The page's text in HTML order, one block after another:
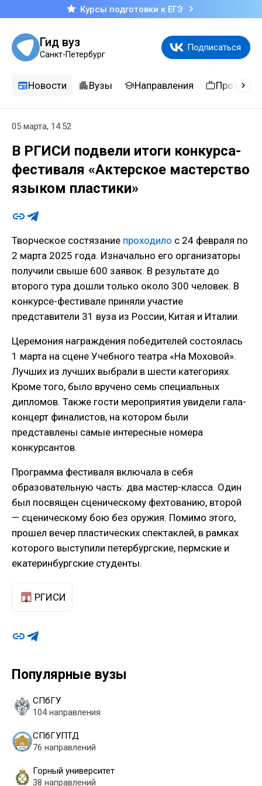
Курсы подготовки к ЕГЭ
Гид вуз
Санкт-Петербург
Подписаться
Новости Вузы Направления
Популярные вузы
СПбГУ
104 направления
СПбГУПТД
76 направлений
Горный университет
38 направлений
05 марта, 14:52
В РГИСИ подвели итоги конкурса-
фестиваля «Актерское мастерство
языком пластики»
Творческое состязание проходило с 24 февраля по
2 марта 2025 года. Изначально его организаторы
получили свыше 600 заявок. В результате до
второго тура дошли только около 300 человек. В
конкурсе-фестивале приняли участие
представители 31 вуза из России, Китая и Италии.
Церемония награждения победителей состоялась
1 марта на сцене Учебного театра «На Моховой».
Лучших из лучших выбрали в шести категориях.
Кроме того, было вручено семь специальных
дипломов. Также гости мероприятия увидели гала-
концерт финалистов, на котором были
представлены самые интересные номера
конкурсантов.
Программа фестиваля включала в себя
образовательную часть: два мастер-класса. Один
был посвящен сценическому фехтованию, второй
— сценическому бою без оружия. Помимо этого,
прошел вечер пластических спектаклей, в рамках
которого выступили петербургские, пермские и
екатеринбургские студенты.
РГИСИ